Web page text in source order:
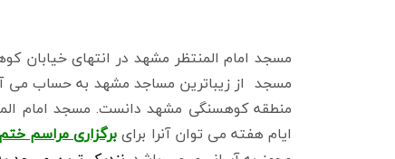
مسجد امام المنتظر مشهد در انتهای خیابان
مسجد از زیباترین مساجد مشهد به حساب می
ایام هفته می توان آنرا برایبرگزاری مراسم